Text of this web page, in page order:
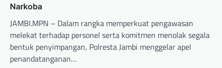
Narkoba
JAMBI.MPN – Dalam rangka memperkuat pengawasan
melekat terhadap personel serta komitmen menolak segala
bentuk penyimpangan, Polresta Jambi menggelar apel
penandatanganan…